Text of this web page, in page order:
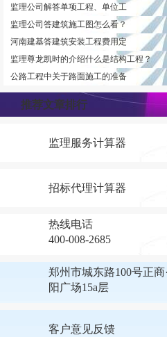
监理公司解答单项工程、单位工
监理公司答建筑施工图怎么看？
河南建基答建筑安装工程费用定
监理尊龙凯时的介绍什么是结构工程？
公路工程中关于路面施工的准备
推荐文章排行
监理服务计算器
招标代理计算器
热线电话
400-008-2685
郑州市城东路100号正商
阳广场15a层
客户意见反馈